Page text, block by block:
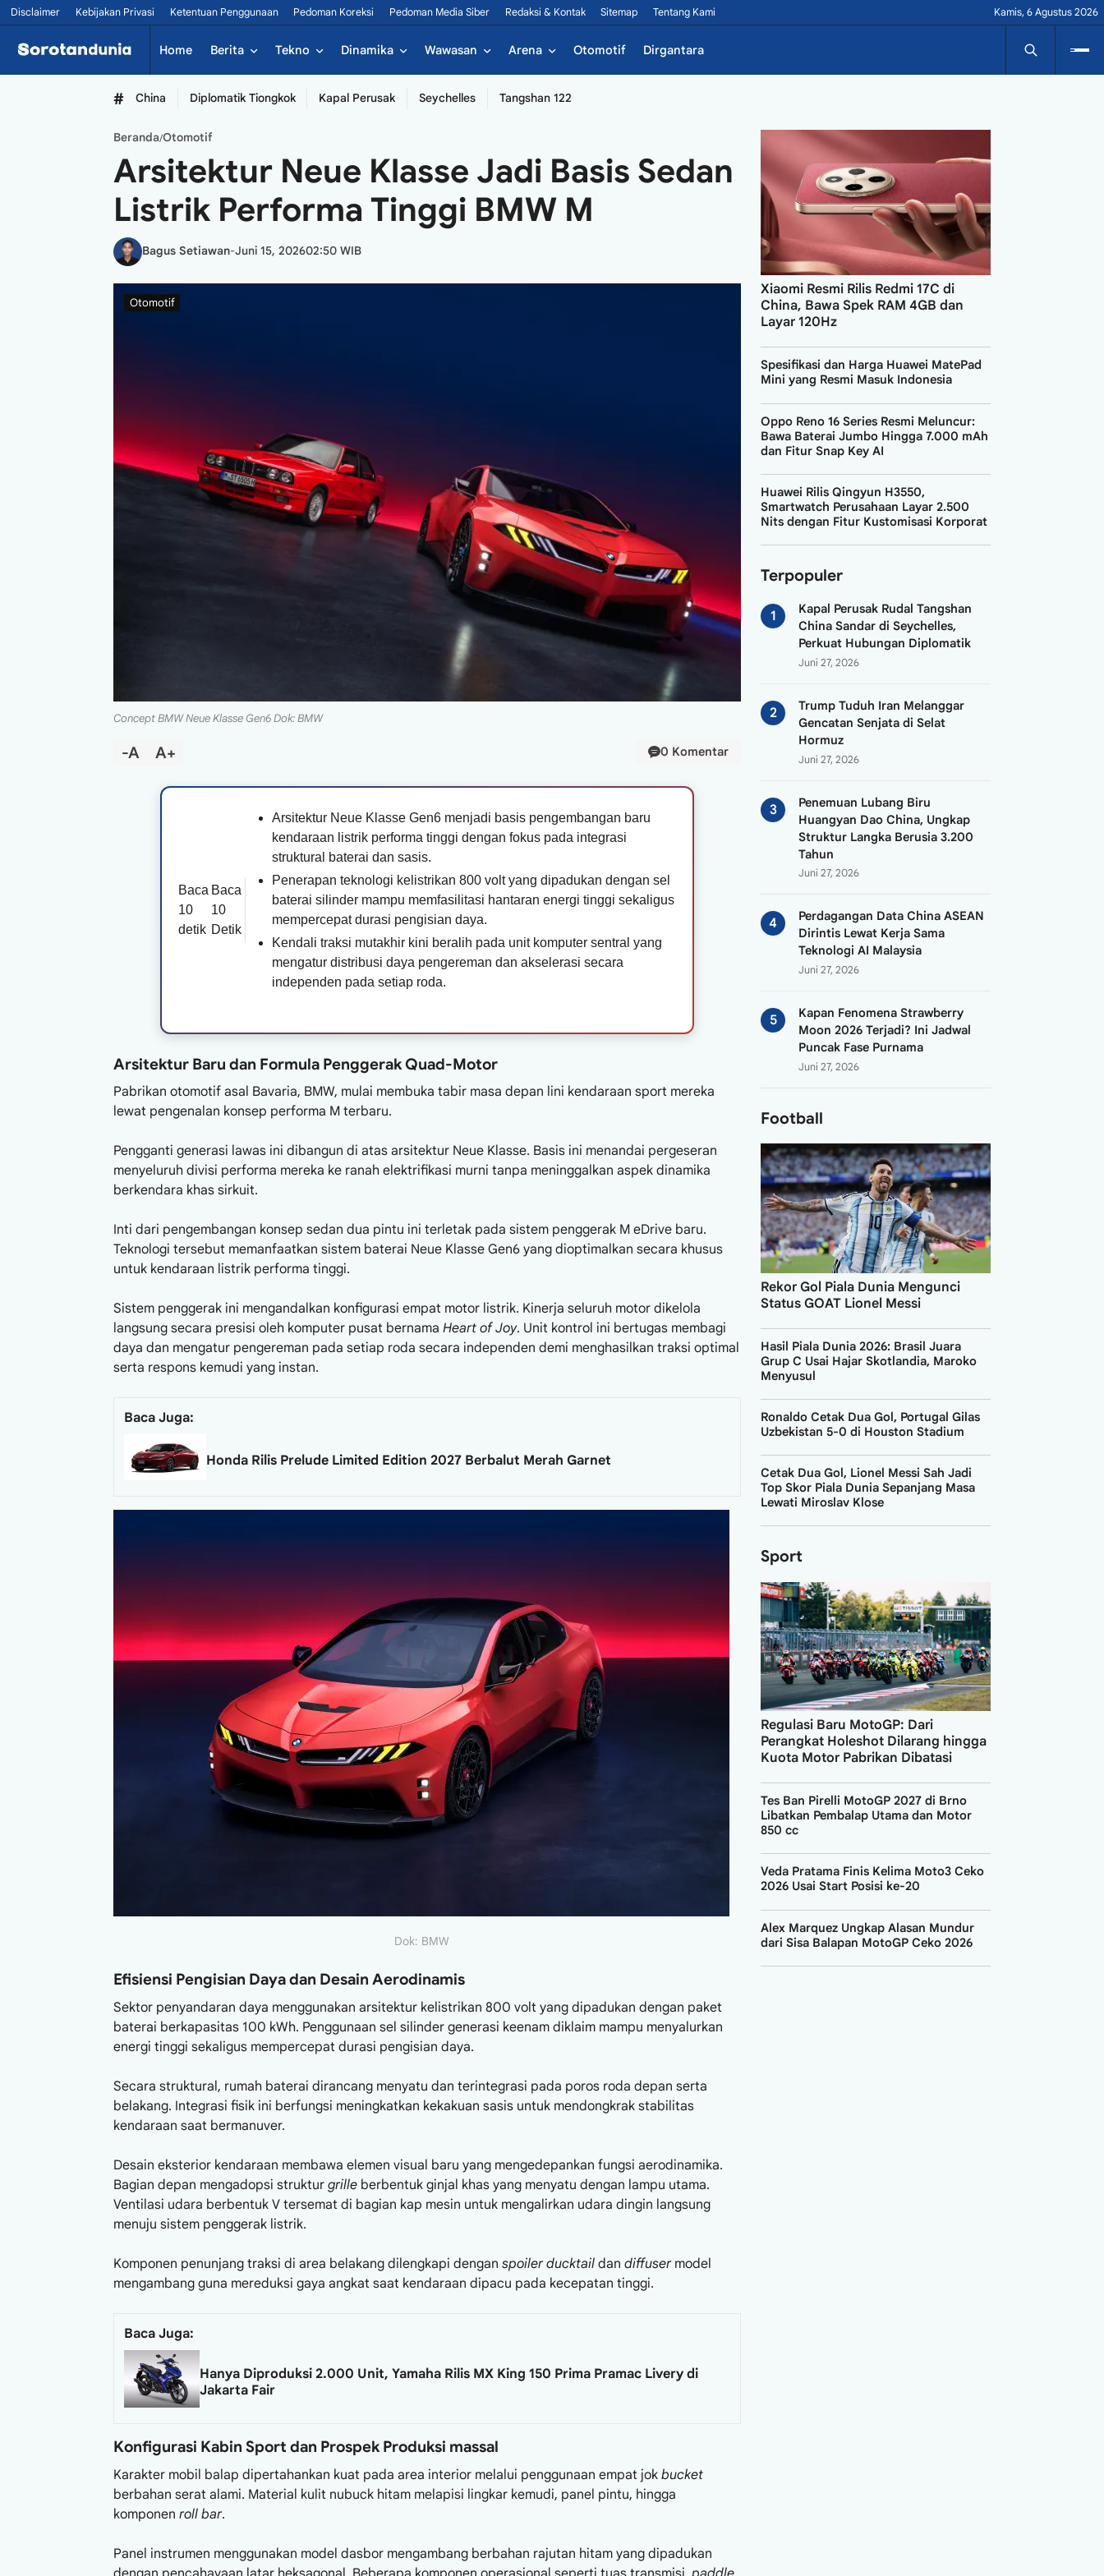
Disclaimer Kebijakan Privasi Ketentuan Penggunaan Pedoman Koreksi Pedoman Media Siber Redaksi & Kontak Sitemap Tentang Kami Kamis, 6 Agustus 2026
Home Berita Tekno Dinamika Wawasan Arena Otomotif Dirgantara
# China Diplomatik Tiongkok Kapal Perusak Seychelles Tangshan 122
Beranda/Otomotif
Arsitektur Neue Klasse Jadi Basis Sedan
Listrik Performa Tinggi BMW M
Bagus Setiawan-Juni 15, 202602:50 WIB
Otomotif
Concept BMW Neue Klasse Gen6 Dok: BMW
-A A+ 0 Komentar
Baca
10
detik
Baca
10
Detik
Arsitektur Neue Klasse Gen6 menjadi basis pengembangan baru
kendaraan listrik performa tinggi dengan fokus pada integrasi
struktural baterai dan sasis.
Penerapan teknologi kelistrikan 800 volt yang dipadukan dengan sel
baterai silinder mampu memfasilitasi hantaran energi tinggi sekaligus
mempercepat durasi pengisian daya.
Kendali traksi mutakhir kini beralih pada unit komputer sentral yang
mengatur distribusi daya pengereman dan akselerasi secara
independen pada setiap roda.
Arsitektur Baru dan Formula Penggerak Quad-Motor
Pabrikan otomotif asal Bavaria, BMW, mulai membuka tabir masa depan lini kendaraan sport mereka
lewat pengenalan konsep performa M terbaru.
Pengganti generasi lawas ini dibangun di atas arsitektur Neue Klasse. Basis ini menandai pergeseran
menyeluruh divisi performa mereka ke ranah elektrifikasi murni tanpa meninggalkan aspek dinamika
berkendara khas sirkuit.
Inti dari pengembangan konsep sedan dua pintu ini terletak pada sistem penggerak M eDrive baru.
Teknologi tersebut memanfaatkan sistem baterai Neue Klasse Gen6 yang dioptimalkan secara khusus
untuk kendaraan listrik performa tinggi.
Sistem penggerak ini mengandalkan konfigurasi empat motor listrik. Kinerja seluruh motor dikelola
langsung secara presisi oleh komputer pusat bernama Heart of Joy. Unit kontrol ini bertugas membagi
daya dan mengatur pengereman pada setiap roda secara independen demi menghasilkan traksi optimal
serta respons kemudi yang instan.
Baca Juga:
Honda Rilis Prelude Limited Edition 2027 Berbalut Merah Garnet
Dok: BMW
Efisiensi Pengisian Daya dan Desain Aerodinamis
Sektor penyandaran daya menggunakan arsitektur kelistrikan 800 volt yang dipadukan dengan paket
baterai berkapasitas 100 kWh. Penggunaan sel silinder generasi keenam diklaim mampu menyalurkan
energi tinggi sekaligus mempercepat durasi pengisian daya.
Secara struktural, rumah baterai dirancang menyatu dan terintegrasi pada poros roda depan serta
belakang. Integrasi fisik ini berfungsi meningkatkan kekakuan sasis untuk mendongkrak stabilitas
kendaraan saat bermanuver.
Desain eksterior kendaraan membawa elemen visual baru yang mengedepankan fungsi aerodinamika.
Bagian depan mengadopsi struktur grille berbentuk ginjal khas yang menyatu dengan lampu utama.
Ventilasi udara berbentuk V tersemat di bagian kap mesin untuk mengalirkan udara dingin langsung
menuju sistem penggerak listrik.
Komponen penunjang traksi di area belakang dilengkapi dengan spoiler ducktail dan diffusermodel
mengambang guna mereduksi gaya angkat saat kendaraan dipacu pada kecepatan tinggi.
Baca Juga:
Hanya Diproduksi 2.000 Unit, Yamaha Rilis MX King 150 Prima Pramac Livery di
Jakarta Fair
Konfigurasi Kabin Sport dan Prospek Produksi massal
Karakter mobil balap dipertahankan kuat pada area interior melalui penggunaan empat jok bucket
berbahan serat alami. Material kulit nubuck hitam melapisi lingkar kemudi, panel pintu, hingga
komponen roll bar.
Panel instrumen menggunakan model dasbor mengambang berbahan rajutan hitam yang dipadukan
Xiaomi Resmi Rilis Redmi 17C di
China, Bawa Spek RAM 4GB dan
Layar 120Hz
Spesifikasi dan Harga Huawei MatePad
Mini yang Resmi Masuk Indonesia
Oppo Reno 16 Series Resmi Meluncur:
Bawa Baterai Jumbo Hingga 7.000 mAh
dan Fitur Snap Key AI
Huawei Rilis Qingyun H3550,
Smartwatch Perusahaan Layar 2.500
Nits dengan Fitur Kustomisasi Korporat
Terpopuler
Kapal Perusak Rudal Tangshan
China Sandar di Seychelles,
Perkuat Hubungan Diplomatik
Juni 27, 2026
Trump Tuduh Iran Melanggar
Gencatan Senjata di Selat
Hormuz
Juni 27, 2026
Penemuan Lubang Biru
Huangyan Dao China, Ungkap
Struktur Langka Berusia 3.200
Tahun
Juni 27, 2026
Perdagangan Data China ASEAN
Dirintis Lewat Kerja Sama
Teknologi AI Malaysia
Juni 27, 2026
Kapan Fenomena Strawberry
Moon 2026 Terjadi? Ini Jadwal
Puncak Fase Purnama
Juni 27, 2026
Football
Rekor Gol Piala Dunia Mengunci
Status GOAT Lionel Messi
Hasil Piala Dunia 2026: Brasil Juara
Grup C Usai Hajar Skotlandia, Maroko
Menyusul
Ronaldo Cetak Dua Gol, Portugal Gilas
Uzbekistan 5-0 di Houston Stadium
Cetak Dua Gol, Lionel Messi Sah Jadi
Top Skor Piala Dunia Sepanjang Masa
Lewati Miroslav Klose
Sport
Regulasi Baru MotoGP: Dari
Perangkat Holeshot Dilarang hingga
Kuota Motor Pabrikan Dibatasi
Tes Ban Pirelli MotoGP 2027 di Brno
Libatkan Pembalap Utama dan Motor
850 cc
Veda Pratama Finis Kelima Moto3 Ceko
2026 Usai Start Posisi ke-20
Alex Marquez Ungkap Alasan Mundur
dari Sisa Balapan MotoGP Ceko 2026